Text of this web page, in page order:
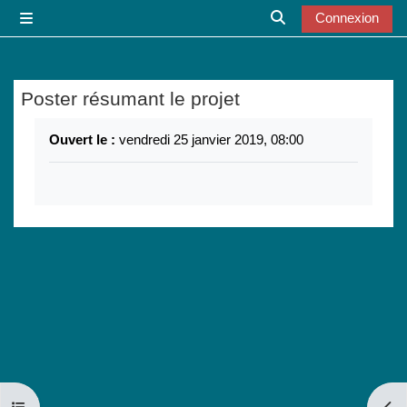
Activer/désactiver
Connexion
Poster résumant le projet
Ouvert le : vendredi 25 janvier 2019, 08:00